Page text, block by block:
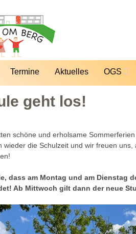
Termine Aktuelles OGS
geht los!
schöne und erholsame
wieder die Schulzeit und wir freuen
dass am Montag und am Dienstag
Ab Mittwoch gilt dann der neue